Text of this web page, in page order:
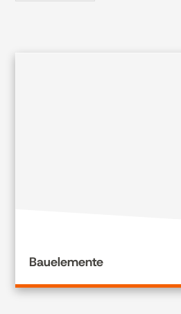
Bauelemente